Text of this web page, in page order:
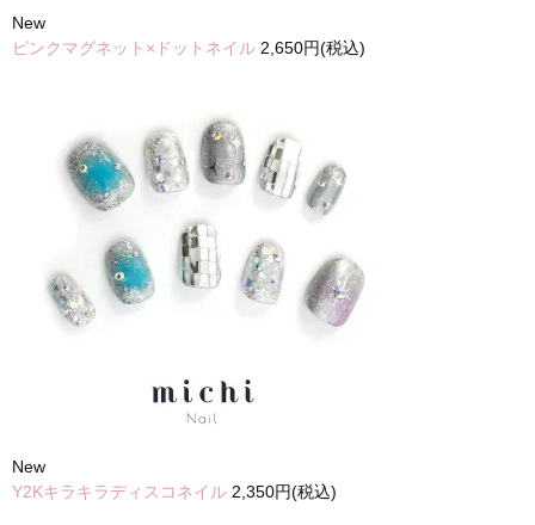
New
ピンクマグネット×ドットネイル 2,650円(税込)
New
Y2Kキラキラディスコネイル 2,350円(税込)